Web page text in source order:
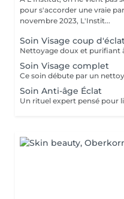
pour s'accorder une vraie
novembre 2023, L'Instit...
Soin Visage coup
Soin Visage complet
Soin Anti-âge Éclat